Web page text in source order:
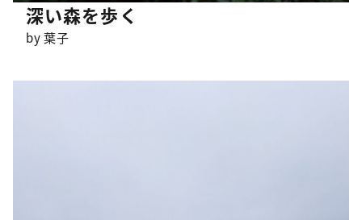
深い森を歩く
by 葉子